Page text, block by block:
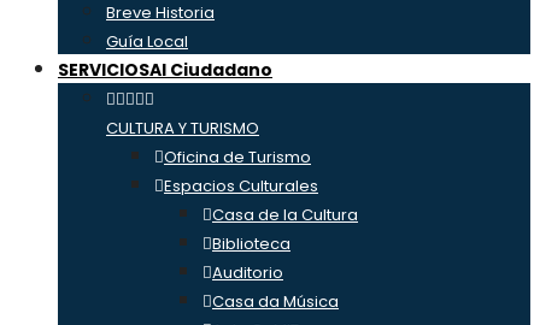
Breve Historia
Guía Local
SERVICIOSAl Ciudadano
CULTURA Y TURISMO
Oficina de Turismo
Espacios Culturales
Casa de la Cultura
Biblioteca
Auditorio
Casa da Música